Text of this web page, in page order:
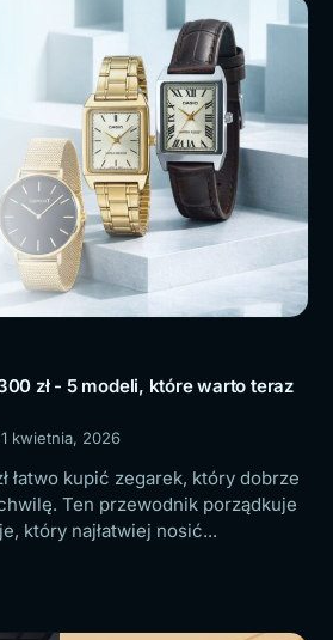
zł - 5 modeli, które warto teraz
kwietnia, 2026
łatwo kupić zegarek, który dobrze
Ten przewodnik porządkuje
który najłatwiej nosić...